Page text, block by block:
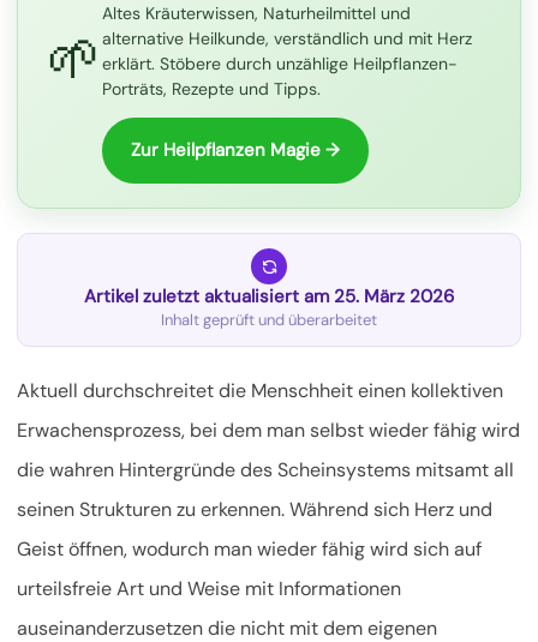
🌱
Altes Kräuterwissen, Naturheilmittel und
alternative Heilkunde, verständlich und mit Herz
erklärt. Stöbere durch unzählige Heilpflanzen-
Porträts, Rezepte und Tipps.
Zur Heilpflanzen Magie →
Artikel zuletzt aktualisiert am 25. März 2026
Inhalt geprüft und überarbeitet
Aktuell durchschreitet die Menschheit einen kollektiven
Erwachensprozess, bei dem man selbst wieder fähig wird
die wahren Hintergründe des Scheinsystems mitsamt all
seinen Strukturen zu erkennen. Während sich Herz und
Geist öffnen, wodurch man wieder fähig wird sich auf
urteilsfreie Art und Weise mit Informationen
auseinanderzusetzen die nicht mit dem eigenen